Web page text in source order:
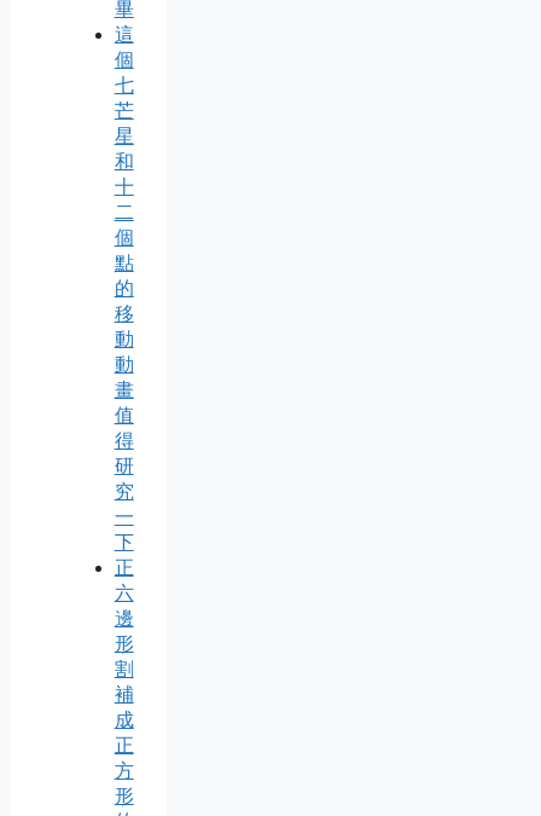
畢
這
個
七
芒
星
和
十
二
個
點
的
移
動
動
畫
值
得
研
究
一
下
正
六
邊
形
割
補
成
正
方
形